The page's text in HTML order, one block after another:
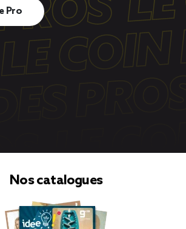
Pro
Nos catalogues